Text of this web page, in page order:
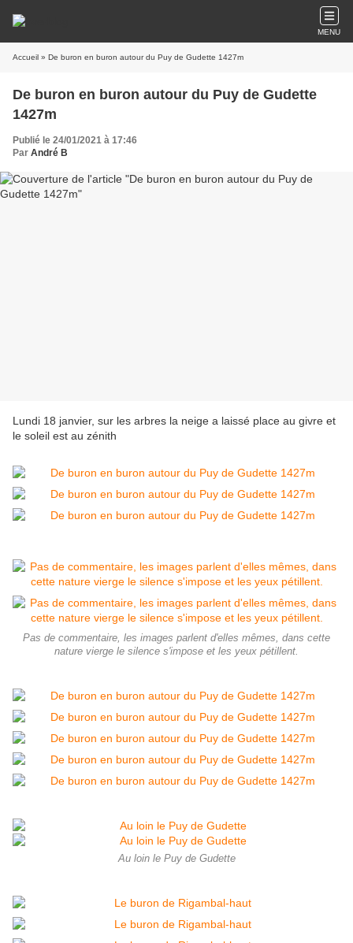
MENU
Accueil » De buron en buron autour du Puy de Gudette 1427m
De buron en buron autour du Puy de Gudette
1427m
Publié le 24/01/2021 à 17:46
Par André B
Lundi 18 janvier, sur les arbres la neige a laissé place au givre et
le soleil est au zénith
Pas de commentaire, les images parlent d'elles mêmes, dans cette
nature vierge le silence s'impose et les yeux pétillent.
Au loin le Puy de Gudette